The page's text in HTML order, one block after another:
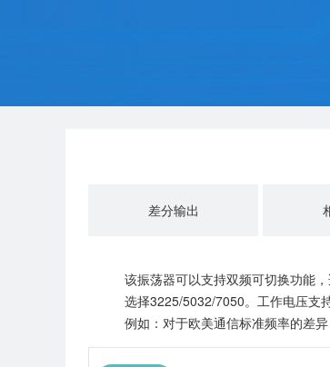
差分输出
该振荡器可以支持双频可切换功能
选择3225/5032/7050。工作电压支
例如：对于欧美通信标准频率的差